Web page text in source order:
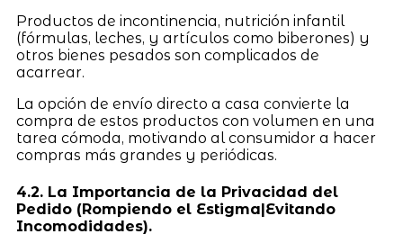
Productos de incontinencia, nutrición infantil
(fórmulas, leches, y artículos como biberones) y
otros bienes pesados son complicados de
acarrear.
La opción de envío directo a casa convierte la
compra de estos productos con volumen en una
tarea cómoda, motivando al consumidor a hacer
compras más grandes y periódicas.
4.2. La Importancia de la Privacidad del
Pedido (Rompiendo el Estigma|Evitando
Incomodidades).